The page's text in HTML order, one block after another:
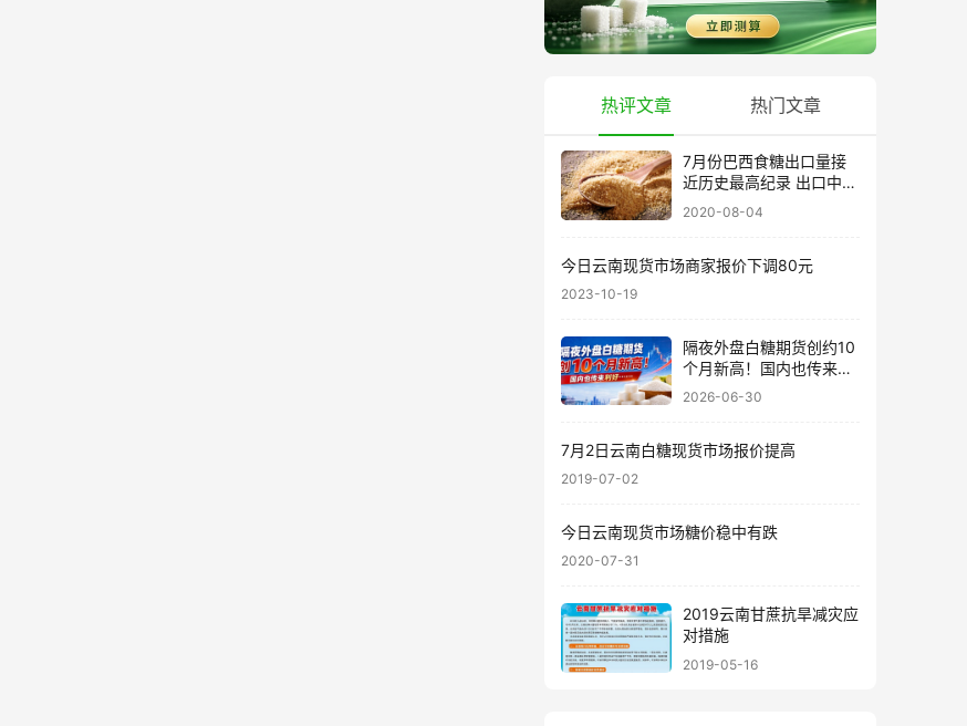
热评文章 热门文章
7月份巴西食糖出口量接
近历史最高纪录 出口中国
超40万吨
2020-08-04
今日云南现货市场商家报价下调80元
2023-10-19
隔夜外盘白糖期货创约10
个月新高！国内也传来利
好……
2026-06-30
7月2日云南白糖现货市场报价提高
2019-07-02
今日云南现货市场糖价稳中有跌
2020-07-31
2019云南甘蔗抗旱减灾应
对措施
2019-05-16